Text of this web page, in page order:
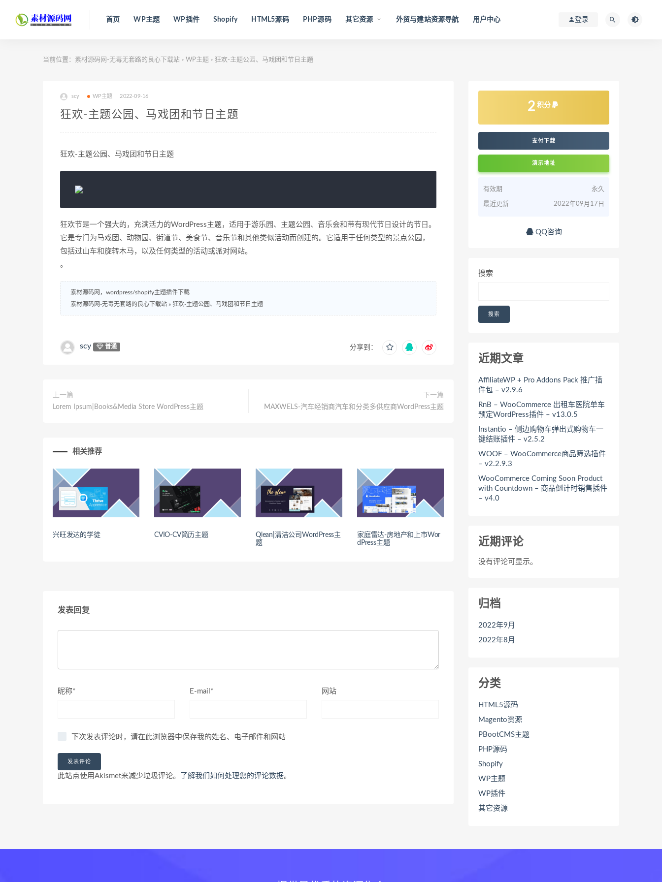
首页 WP主题 WP插件 Shopify HTML5源码 PHP源码 其它资源 外贸与建站资源导航 用户中心 登录
当前位置： 素材源码网-无毒无套路的良心下载站 > WP主题 > 狂欢-主题公园、马戏团和节日主题
scy WP主题 2022-09-16
狂欢-主题公园、马戏团和节日主题
狂欢-主题公园、马戏团和节日主题
狂欢节是一个强大的，充满活力的WordPress主题，适用于游乐园、主题公园、音乐会和带有现代节日设计的节日。
它是专门为马戏团、动物园、街道节、美食节、音乐节和其他类似活动而创建的。它适用于任何类型的景点公园，
包括过山车和旋转木马，以及任何类型的活动或派对网站。
。
素材源码网，wordpress/shopify主题插件下载
素材源码网-无毒无套路的良心下载站 » 狂欢-主题公园、马戏团和节日主题
scy 普通 分享到：
上一篇
Lorem Ipsum|Books&Media Store WordPress主题
下一篇
MAXWELS-汽车经销商汽车和分类多供应商WordPress主题
相关推荐
兴旺发达的学徒 CVIO-CV简历主题
Qlean|清洁公司WordPress主
题
家庭雷达-房地产和上市Wor
dPress主题
发表回复
昵称* E-mail* 网站
下次发表评论时，请在此浏览器中保存我的姓名、电子邮件和网站
此站点使用Akismet来减少垃圾评论。 了解我们如何处理您的评论数据。
2 积分
支付下载
演示地址
有效期 永久
最近更新 2022年09月17日
QQ咨询
搜索
搜索
近期文章
AffiliateWP + Pro Addons Pack 推广插
件包 – v2.9.6
RnB – WooCommerce 出租车医院单车
预定WordPress插件 – v13.0.5
Instantio – 侧边购物车弹出式购物车一
键结账插件 – v2.5.2
WOOF – WooCommerce商品筛选插件
– v2.2.9.3
WooCommerce Coming Soon Product
with Countdown – 商品倒计时销售插件
– v4.0
近期评论
没有评论可显示。
归档
2022年9月
2022年8月
分类
HTML5源码
Magento资源
PBootCMS主题
PHP源码
Shopify
WP主题
WP插件
其它资源